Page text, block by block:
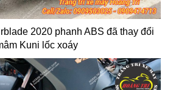
2020 phanh ABS đã thay đổi
Kuni lốc xoáy